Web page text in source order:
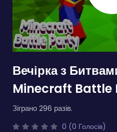
Вечірка з
Minecraft Battle
Зіграно 296 разів.
0 (0 Голосів)